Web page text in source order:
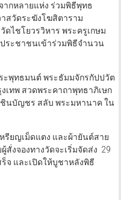
ากหลายแห่ง ร่วมพิธีพุทธ
สวัดระฆังโฆสิตาราม
ดไชโยวรวิหาร พระครูเกษม
ระชาชนเข้าร่วมพิธีจำนวน
ะพุทธมนต์ พระธัมมจักรกัปปวัต
เทพ สวดพระคาถาพุทธาภิเษก
ชินบัญชร สลับ พระมหานาค ใน
รียญเม็ดแตง และผ้ายันต์สาย
งจองทางวัดจะเริ่มจัดส่ง 29
จ และเปิดให้บูชาหลังพิธี